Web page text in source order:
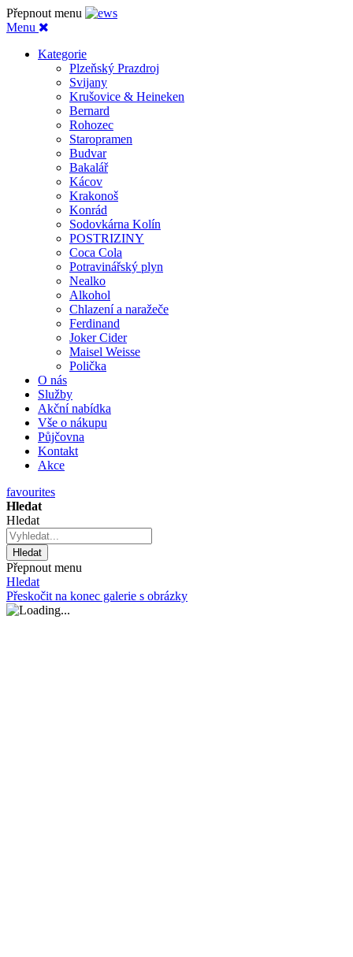
Přepnout menu
Menu
Kategorie
Plzeňský Prazdroj
Svijany
Krušovice & Heineken
Bernard
Rohozec
Staropramen
Budvar
Bakalář
Kácov
Krakonoš
Konrád
Sodovkárna Kolín
POSTRIZINY
Coca Cola
Potravinářský plyn
Nealko
Alkohol
Chlazení a naražeče
Ferdinand
Joker Cider
Maisel Weisse
Polička
O nás
Služby
Akční nabídka
Vše o nákupu
Půjčovna
Kontakt
Akce
favourites
Hledat
Hledat
Hledat
Přepnout menu
Hledat
Přeskočit na konec galerie s obrázky